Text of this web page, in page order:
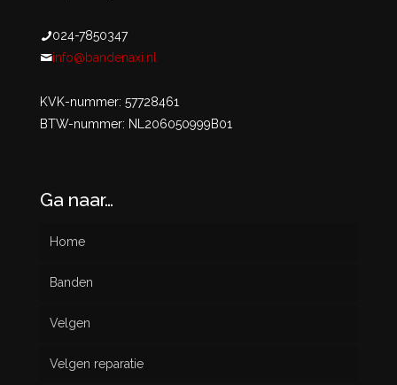
024-7850347
info@bandenaxi.nl
KVK-nummer: 57728461
BTW-nummer: NL206050999B01
Ga naar…
Home
Banden
Nieuw
Gebruikt
Velgen
Velgen reparatie